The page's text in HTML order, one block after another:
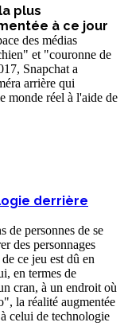
plus
à ce jour
des médias
et "couronne de
Snapchat a
arrière qui
monde réel à l'aide de
derrière
de personnes de se
des personnages
ce jeu est dû en
en termes de
cran, à un endroit où
la réalité augmentée
celui de technologie